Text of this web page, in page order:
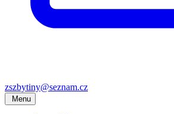
zszbytiny@seznam.cz
Menu